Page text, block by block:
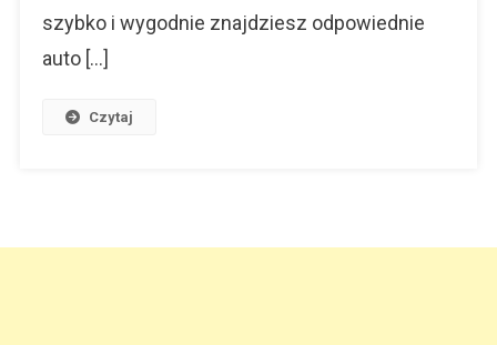
szybko i wygodnie znajdziesz odpowiednie
auto […]
Czytaj